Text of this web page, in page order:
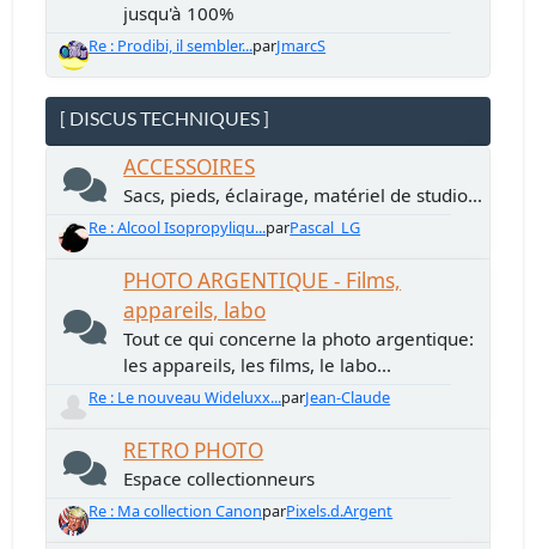
jusqu'à 100%
Re : Prodibi, il sembler...parJmarcS
[ DISCUS TECHNIQUES ]
ACCESSOIRES
Sacs, pieds, éclairage, matériel de studio...
Re : Alcool Isopropyliqu...parPascal_LG
PHOTO ARGENTIQUE - Films,
appareils, labo
Tout ce qui concerne la photo argentique:
les appareils, les films, le labo...
Re : Le nouveau Wideluxx...parJean-Claude
RETRO PHOTO
Espace collectionneurs
Re : Ma collection CanonparPixels.d.Argent